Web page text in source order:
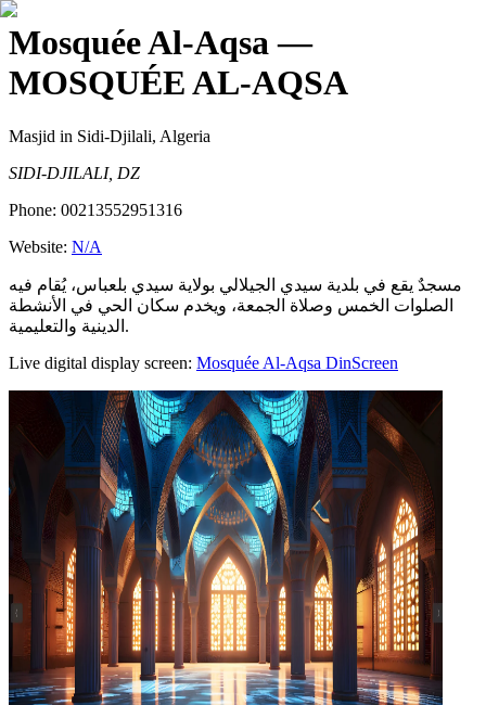
Mosquée Al-Aqsa—
MOSQUÉE AL-AQSA
Masjid in Sidi-Djilali, Algeria
SIDI-DJILALI, DZ
Phone: 00213552951316
Website: N/A
مسجدٌ يقع في بلدية سيدي الجيلالي بولاية سيدي بلعباس، يُقام فيه
الصلوات الخمس وصلاة الجمعة، ويخدم سكان الحي في الأنشطة
الدينية والتعليمية.
Live digital display screen: Mosquée Al-Aqsa DinScreen